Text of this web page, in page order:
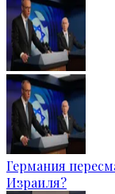
Германия
Израиля?